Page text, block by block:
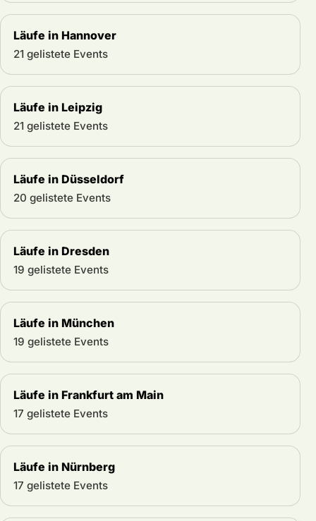
Läufe in Hannover
21 gelistete Events
Läufe in Leipzig
21 gelistete Events
Läufe in Düsseldorf
20 gelistete Events
Läufe in Dresden
19 gelistete Events
Läufe in München
19 gelistete Events
Läufe in Frankfurt am Main
17 gelistete Events
Läufe in Nürnberg
17 gelistete Events